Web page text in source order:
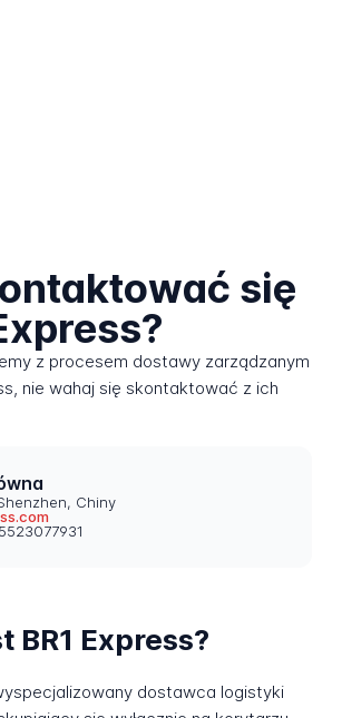
się
z procesem dostawy zarządzanym
nie wahaj się skontaktować z ich
Chiny
BR1 Express?
dostawca logistyki